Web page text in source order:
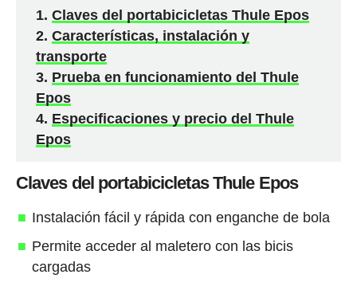
Claves del portabicicletas Thule Epos
Características, instalación y
transporte
Prueba en funcionamiento del Thule
Epos
Especificaciones y precio del Thule
Epos
Claves del portabicicletas Thule Epos
Instalación fácil y rápida con enganche de bola
Permite acceder al maletero con las bicis
cargadas